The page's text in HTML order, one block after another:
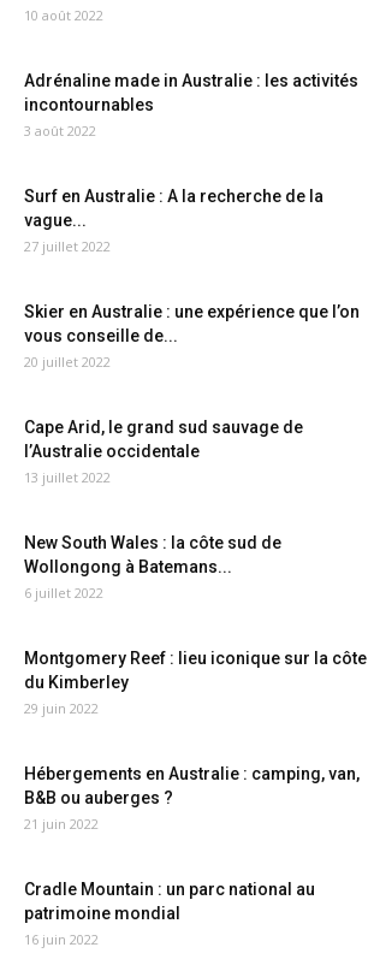
10 août 2022
Adrénaline made in Australie : les activités
incontournables
3 août 2022
Surf en Australie : A la recherche de la
vague...
27 juillet 2022
Skier en Australie : une expérience que l’on
vous conseille de...
20 juillet 2022
Cape Arid, le grand sud sauvage de
l’Australie occidentale
13 juillet 2022
New South Wales : la côte sud de
Wollongong à Batemans...
6 juillet 2022
Montgomery Reef : lieu iconique sur la côte
du Kimberley
29 juin 2022
Hébergements en Australie : camping, van,
B&B ou auberges ?
21 juin 2022
Cradle Mountain : un parc national au
patrimoine mondial
16 juin 2022